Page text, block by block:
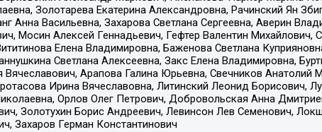
Золотарева Екатерина Александровна, Рачинский Ян
Анна Васильевна, Захарова Светлана Сергеевна, Аверин
Мосин Алексей Геннадьевич, Гефтер Валентин
Елена Владимировна, Баженова Светлана
Светлана Алексеевна, Закс Елена Владимировна,
Арапова Галина Юрьевна, Свечников
Ирина Вячеславовна, Литинский Леонид Борисович,
Орлов Олег Петрович, Добровольская Анна
Золотухин Борис Андреевич, Левинсон Лев Семенович,
Захаров Герман Константинович